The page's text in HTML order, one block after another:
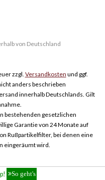
von Deutschland
So geht's
zzgl. Versandkosten und ggf.
anders beschrieben
innerhalb Deutschlands. Gilt
bestehenden gesetzlichen
Garantie von 24 Monate auf
Rußpartikelfilter, bei denen eine
eingeräumt wird.